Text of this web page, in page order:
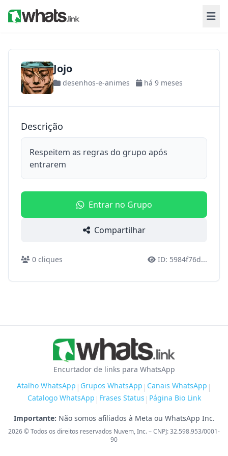
Jojo
desenhos-e-animes há 9 meses
Descrição
Respeitem as regras do grupo após
entrarem
Entrar no Grupo
Compartilhar
0 cliques ID: 5984f76d...
Encurtador de links para WhatsApp
Atalho WhatsApp | Grupos WhatsApp | Canais WhatsApp |
Catalogo WhatsApp | Frases Status | Página Bio Link
Importante: Não somos afiliados à Meta ou WhatsApp Inc.
2026© Todos os direitos reservados Nuvem, Inc. – CNPJ: 32.598.953/0001-
90